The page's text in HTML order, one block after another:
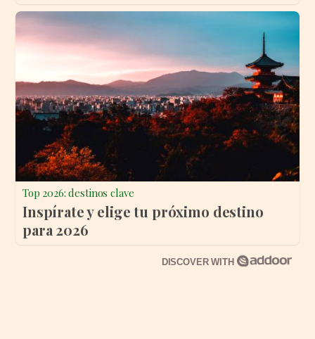
Top 2026: destinos clave
Inspírate y elige tu próximo destino
para 2026
DISCOVER WITH